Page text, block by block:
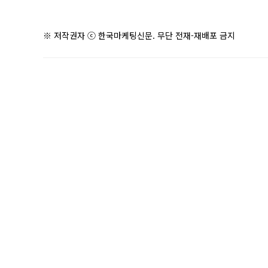
※ 저작권자 ⓒ 한국마케팅신문. 무단 전재-재배포 금지